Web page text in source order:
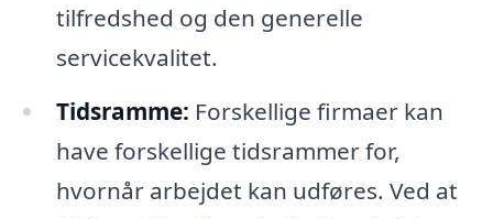
tilfredshed og den generelle
servicekvalitet.
Tidsramme: Forskellige firmaer kan
have forskellige tidsrammer for,
hvornår arbejdet kan udføres. Ved at